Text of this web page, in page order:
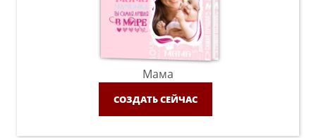
Мама
СОЗДАТЬ СЕЙЧАС